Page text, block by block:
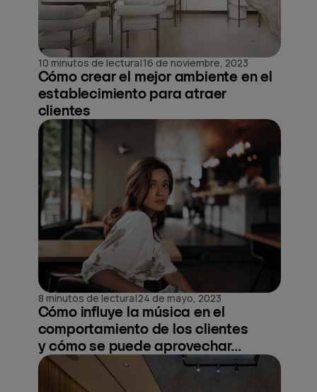
10 minutos de lectura|16 de noviembre, 2023
Cómo crear el mejor ambiente en el
establecimiento para atraer
clientes
8 minutos de lectura|24 de mayo, 2023
Cómo influye la música en el
comportamiento de los clientes
y cómo se puede aprovechar...